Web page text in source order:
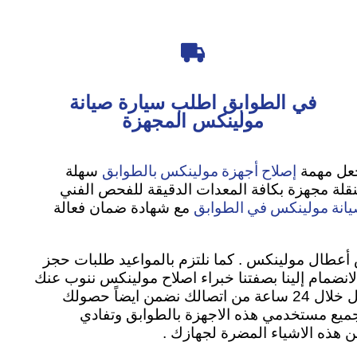

في الطوابق اطلب سيارة صيانة
مولينكس المجهزة
مهمة إصلاح أجهزة مولينكس بالطوابق
سهلة
مجهزة بكافة المعدات الدقيقة للفحص الفني
مولينكس في الطوابق مع شهادة ضمان فعالة
مولينكس . كما نلتزم بالمواعيد طلبات حجز
إلينا بصفتنا خبراء اصلاح مولينكس ننوب عنك
لحل مشكلة جهازك بمنتهي الدقة والجدية نريدك ان تثق باننا سوف نعيد جهازك كما كان بدون اي مشاكل او اعطال خلال 24 ساعة من اتصالك نضمن ايضاً حصولك
لجميع مستخدمي هذه الاجهزة بالطوابق وتفادي
هذه الاشياء المضرة لجهازك .